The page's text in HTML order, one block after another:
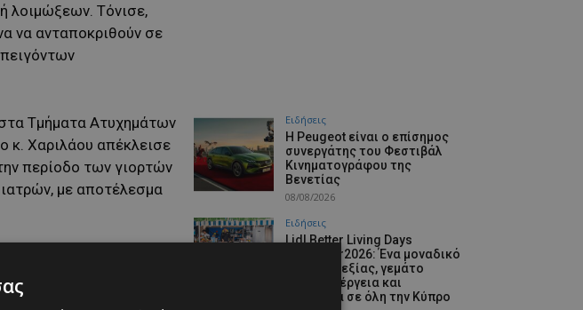
λοιμώξεων. Τόνισε,
να ανταποκριθούν σε
Τμήματα Ατυχημάτων
κ. Χαριλάου απέκλεισε
περίοδο των γιορτών
με αποτέλεσμα
Ειδήσεις
Η Peugeot είναι ο επίσημος
συνεργάτης του Φεστιβάλ
Κινηματογράφου της
Βενετίας
08/08/2026
Ειδήσεις
Lidl Better Living Days
#summer2026: Ένα μοναδικό
ταξίδι ευεξίας, γεμάτο
γεύση, ενέργεια και
χαμόγελα σε όλη την Κύπρο